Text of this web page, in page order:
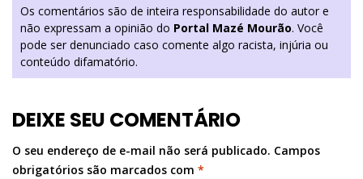
Os comentários são de inteira responsabilidade do autor e
não expressam a opinião do Portal Mazé Mourão. Você
pode ser denunciado caso comente algo racista, injúria ou
conteúdo difamatório.
DEIXE SEU COMENTÁRIO
O seu endereço de e-mail não será publicado. Campos
obrigatórios são marcados com *